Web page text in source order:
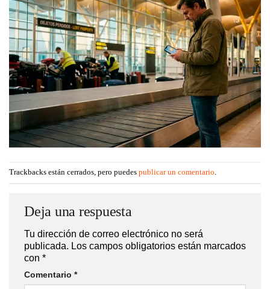
Trackbacks están cerrados, pero puedespublicar un comentario
Deja una respuesta
Tu dirección de correo electrónico no será publicada.
Los campos obligatorios están marcados con*
Comentario